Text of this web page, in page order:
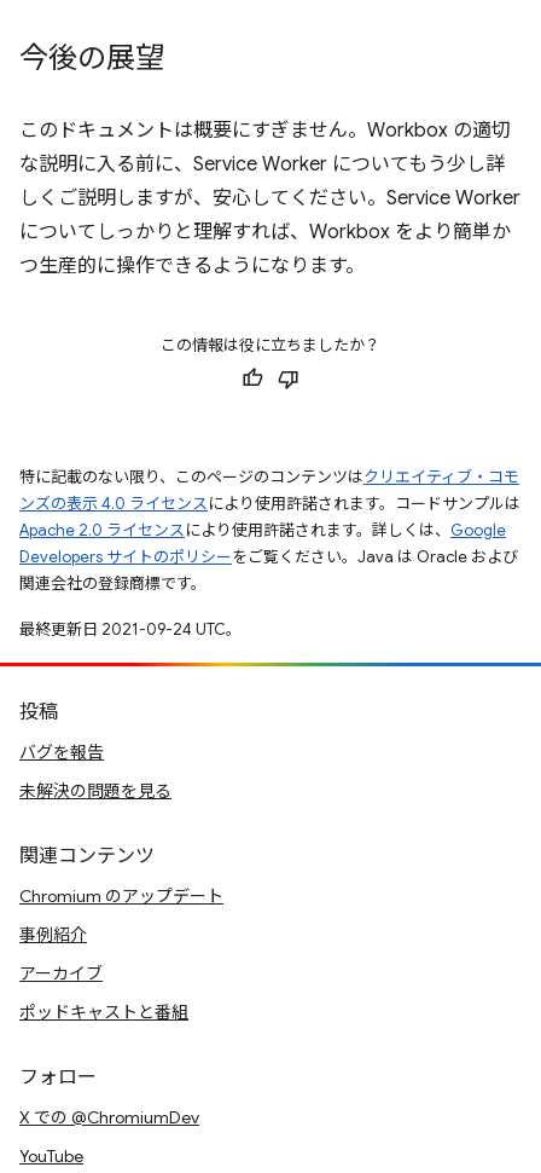
今後の展望
このドキュメントは概要にすぎません。Workbox の適切
な説明に入る前に、Service Worker についてもう少し詳
しくご説明しますが、安心してください。Service Worker
についてしっかりと理解すれば、Workbox をより簡単か
つ生産的に操作できるようになります。
この情報は役に立ちましたか？
特に記載のない限り、このページのコンテンツはクリエイティブ・コモ
ンズの表示 4.0 ライセンスにより使用許諾されます。コードサンプルは
Apache 2.0 ライセンスにより使用許諾されます。詳しくは、 Google
Developers サイトのポリシーをご覧ください。Java は Oracle および
関連会社の登録商標です。
最終更新日 2021-09-24 UTC。
投稿
バグを報告
未解決の問題を見る
関連コンテンツ
Chromium のアップデート
事例紹介
アーカイブ
ポッドキャストと番組
フォロー
X での @ChromiumDev
YouTube